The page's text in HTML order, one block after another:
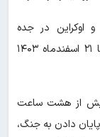
اوکراین در جده
عربستان سعودی سه‌شنبه ۱۱ مارس ۲۰۲۵ برابر با ۲۱ اسفندماه ۱۴۰۳
بیش از هشت ساعت
دادن به جنگ،